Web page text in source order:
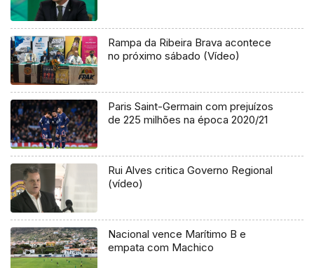
Rampa da Ribeira Brava acontece
no próximo sábado (Vídeo)
Paris Saint-Germain com prejuízos
de 225 milhões na época 2020/21
Rui Alves critica Governo Regional
(vídeo)
Nacional vence Marítimo B e
empata com Machico